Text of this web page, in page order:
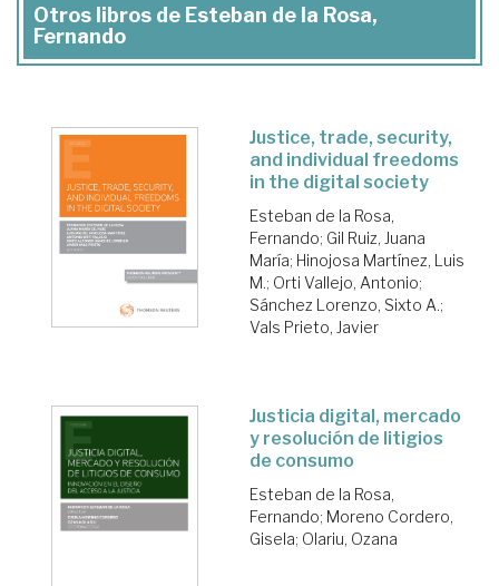
Otros libros de Esteban de la Rosa,
Fernando
Justice, trade, security,
and individual freedoms
in the digital society
Esteban de la Rosa,
Fernando; Gil Ruiz, Juana
María; Hinojosa Martínez, Luis
M.; Orti Vallejo, Antonio;
Sánchez Lorenzo, Sixto A.;
Vals Prieto, Javier
Justicia digital, mercado
y resolución de litigios
de consumo
Esteban de la Rosa,
Fernando; Moreno Cordero,
Gisela; Olariu, Ozana